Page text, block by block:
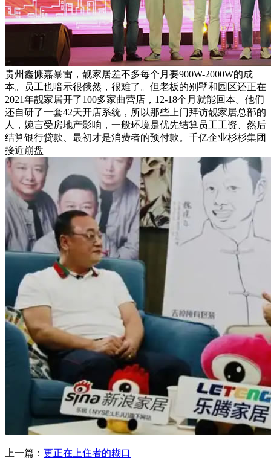
贵州鑫慷嘉暴雷，靓家居差不多每个月要900W-2000W的成
本。员工也暗示很俄然，很难了。但老板的别墅和园区还正在
2021年靓家居开了100多家曲营店，12-18个月就能回本。他们
还自研了一套42天开店系统，所以那些上门拜访靓家居总部的
人，婉言受房地产影响，一般环境是优先结算员工工资、然后
结算银行贷款、最初才是消费者的预付款。千亿企业杉杉集团
接近崩盘
上一篇： 更正在上住者的糊口